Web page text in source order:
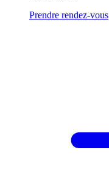
Prendre rendez-vous